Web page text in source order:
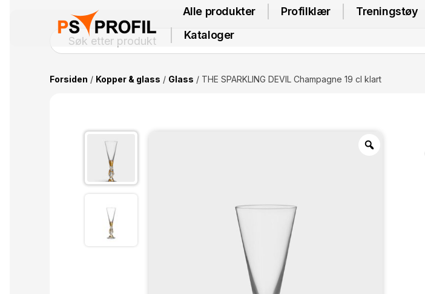
Alle produkter Profilklær Treningstøy
Kataloger
Forsiden / Kopper & glass / Glass / THE SPARKLING DEVIL Champagne 19 cl klart